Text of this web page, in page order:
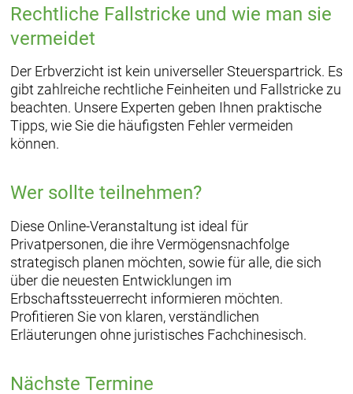
Rechtliche Fallstricke und wie man sie
vermeidet
Der Erbverzicht ist kein universeller Steuerspartrick. Es
gibt zahlreiche rechtliche Feinheiten und Fallstricke zu
beachten. Unsere Experten geben Ihnen praktische
Tipps, wie Sie die häufigsten Fehler vermeiden
können.
Wer sollte teilnehmen?
Diese Online-Veranstaltung ist ideal für
Privatpersonen, die ihre Vermögensnachfolge
strategisch planen möchten, sowie für alle, die sich
über die neuesten Entwicklungen im
Erbschaftssteuerrecht informieren möchten.
Profitieren Sie von klaren, verständlichen
Erläuterungen ohne juristisches Fachchinesisch.
Nächste Termine